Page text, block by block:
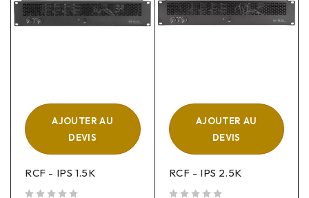
AJOUTER AU
DEVIS
RCF - IPS 1.5K
AJOUTER AU
DEVIS
RCF - IPS 2.5K